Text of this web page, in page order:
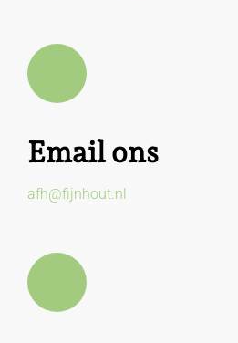
Email ons
afh@fijnhout.nl